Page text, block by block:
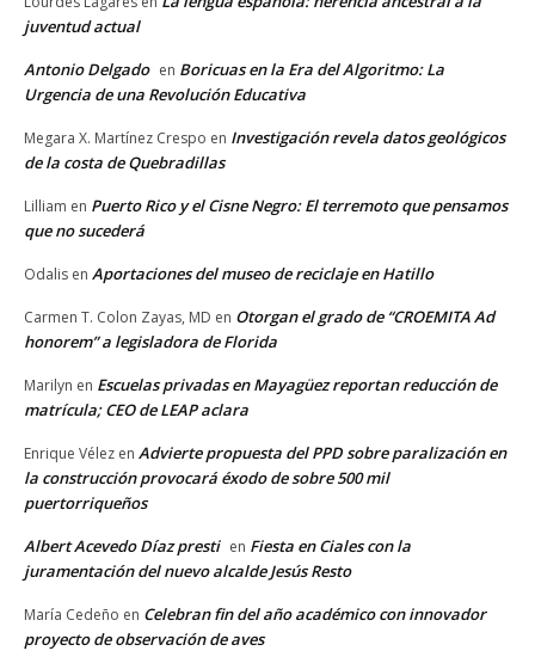
juventud actual
Antonio Delgado en Boricuas en la Era del Algoritmo: La
Urgencia de una Revolución Educativa
Megara X. Martínez Crespo en Investigación revela datos geológicos
de la costa de Quebradillas
Lilliam en Puerto Rico y el Cisne Negro: El terremoto que pensamos
que no sucederá
Odalis en Aportaciones del museo de reciclaje en Hatillo
Carmen T. Colon Zayas, MD en Otorgan el grado de “CROEMITA Ad
honorem” a legisladora de Florida
Marilyn en Escuelas privadas en Mayagüez reportan reducción de
matrícula; CEO de LEAP aclara
Enrique Vélez en Advierte propuesta del PPD sobre paralización en
la construcción provocará éxodo de sobre 500 mil
puertorriqueños
Albert Acevedo Díaz presti en Fiesta en Ciales con la
juramentación del nuevo alcalde Jesús Resto
María Cedeño en Celebran fin del año académico con innovador
proyecto de observación de aves